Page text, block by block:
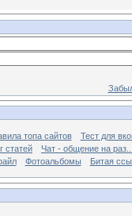
топа сайтов
Тест для
статей
Чат - общение на
Фотоальбомы Битая